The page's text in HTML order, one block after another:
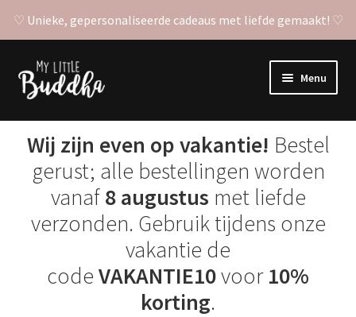
♡ Unieke, gepersonaliseerde cadeaus met liefde gemaakt! ♡
Ga
door
Ga
naar
Menu
Gepersonaliseerde posters
Babyshower invulkaarten
Wij zijn even op vakantie! Bestel
gerust; alle bestellingen worden
vanaf8 augustus met liefde
verzonden. Gebruik tijdens onze
vakantie de
codeVAKANTIE10voor10%
korting.